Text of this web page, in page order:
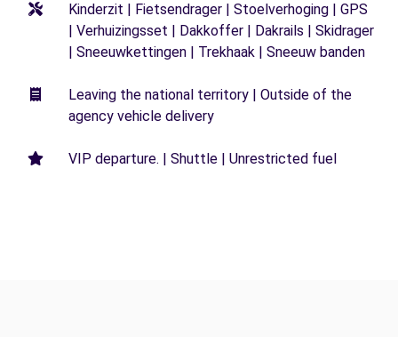
Kinderzit | Fietsendrager | Stoelverhoging | GPS
| Verhuizingsset | Dakkoffer | Dakrails | Skidrager
| Sneeuwkettingen | Trekhaak | Sneeuw banden
Leaving the national territory | Outside of the
agency vehicle delivery
VIP departure. | Shuttle | Unrestricted fuel